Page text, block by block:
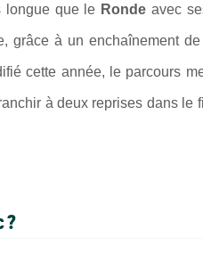
longue que le Ronde avec
grâce à un enchaînement
cette année, le parcours
à deux reprises dans le
?